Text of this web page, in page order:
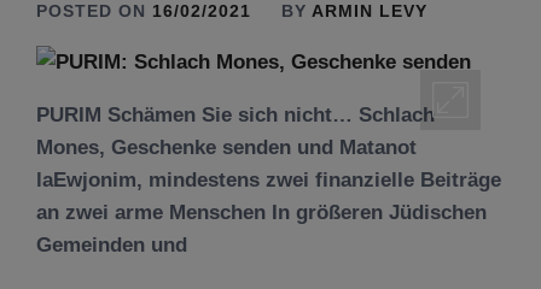
POSTED ON 16/02/2021 BY ARMIN LEVY
PURIM Schämen Sie sich nicht… Schlach
Mones, Geschenke senden und Matanot
laEwjonim, mindestens zwei finanzielle Beiträge
an zwei arme Menschen In größeren Jüdischen
Gemeinden und